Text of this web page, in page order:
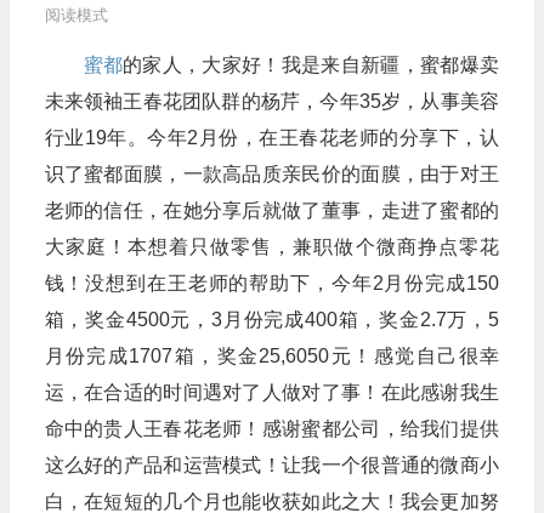
阅读模式
蜜都的家人，大家好！我是来自新疆，蜜都爆卖
未来领袖王春花团队群的杨芹，今年35岁，从事美容
行业19年。今年2月份，在王春花老师的分享下，认
识了蜜都面膜，一款高品质亲民价的面膜，由于对王
老师的信任，在她分享后就做了董事，走进了蜜都的
大家庭！本想着只做零售，兼职做个微商挣点零花
钱！没想到在王老师的帮助下，今年2月份完成150
箱，奖金4500元，3月份完成400箱，奖金2.7万，5
月份完成1707箱，奖金25,6050元！感觉自己很幸
运，在合适的时间遇对了人做对了事！在此感谢我生
命中的贵人王春花老师！感谢蜜都公司，给我们提供
这么好的产品和运营模式！让我一个很普通的微商小
白，在短短的几个月也能收获如此之大！我会更加努